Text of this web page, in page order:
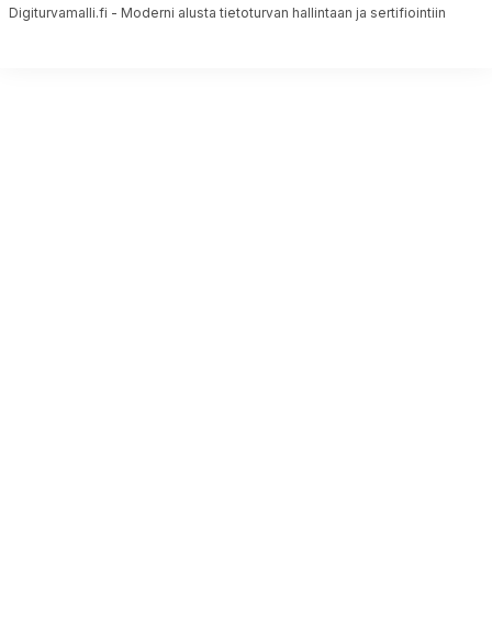
Digiturvamalli.fi - Moderni alusta tietoturvan hallintaan ja sertifiointiin